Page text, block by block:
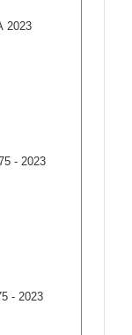
2023
- 2023
- 2023